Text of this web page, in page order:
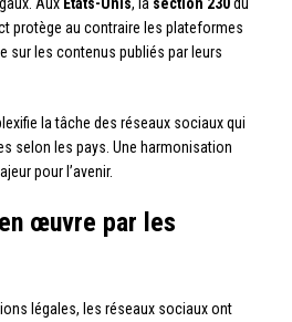
protège au contraire les plateformes
sur les contenus publiés par leurs
la tâche des réseaux sociaux qui
selon les pays. Une harmonisation
pour l’avenir.
œuvre par les
légales, les réseaux sociaux ont